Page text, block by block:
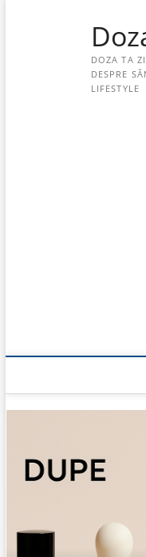
DOZA TA
DESPRE
LIFESTYLE